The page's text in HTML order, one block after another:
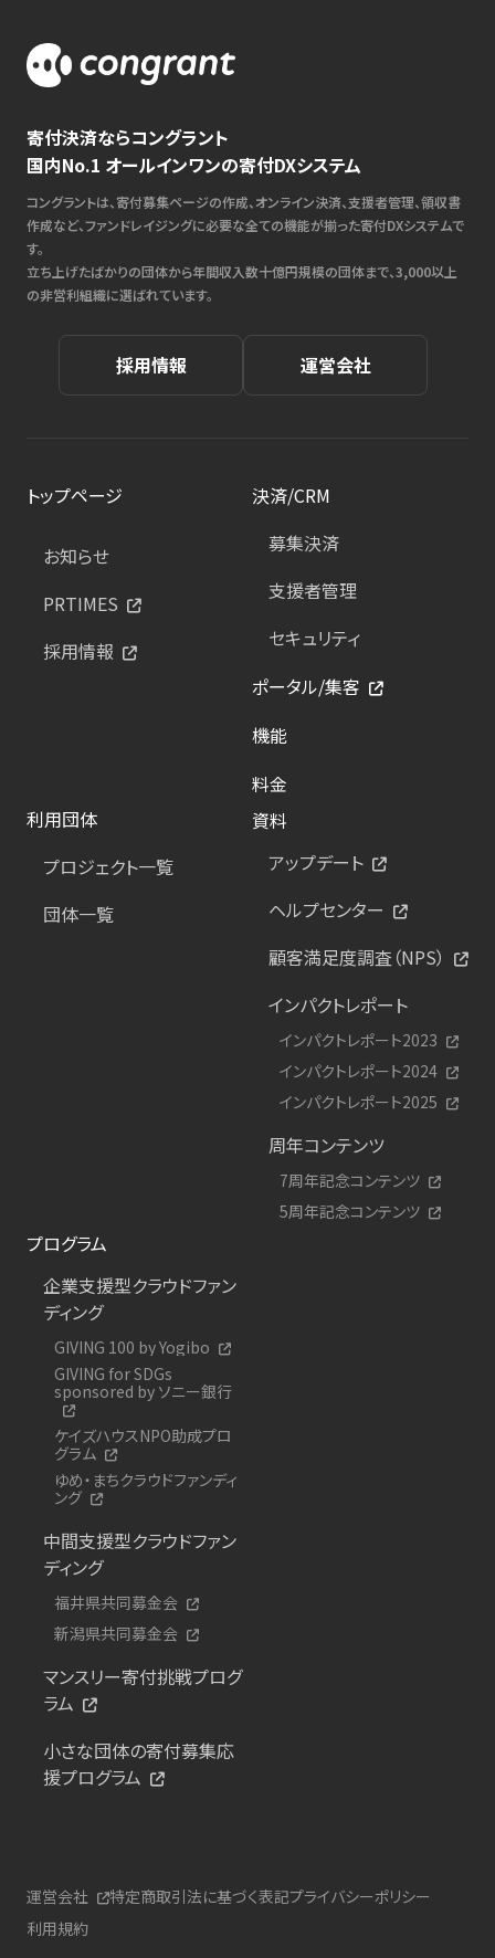
寄付決済ならコングラント
国内No.1 オールインワンの寄付DXシステム
コングラントは、寄付募集ページの作成、オンライン決済、支援者管理、領収書
作成など、ファンドレイジングに必要な全ての機能が揃った寄付DXシステムで
す。
立ち上げたばかりの団体から年間収入数十億円規模の団体まで、3,000以上
の非営利組織に選ばれています。
採用情報 運営会社
トップページ
お知らせ
PRTIMES
採用情報
決済/CRM
募集決済
支援者管理
セキュリティ
ポータル/集客
機能
料金
利用団体
プロジェクト一覧
団体一覧
資料
アップデート
ヘルプセンター
顧客満足度調査（NPS）
インパクトレポート
インパクトレポート2023
インパクトレポート2024
インパクトレポート2025
周年コンテンツ
7周年記念コンテンツ
5周年記念コンテンツ
プログラム
企業支援型クラウドファン
ディング
GIVING 100 by Yogibo
GIVING for SDGs
sponsored by ソニー銀行
ケイズハウスNPO助成プロ
グラム
ゆめ・まちクラウドファンディ
ング
中間支援型クラウドファン
ディング
福井県共同募金会
新潟県共同募金会
マンスリー寄付挑戦プログ
ラム
小さな団体の寄付募集応
援プログラム
運営会社 特定商取引法に基づく表記プライバシーポリシー
利用規約